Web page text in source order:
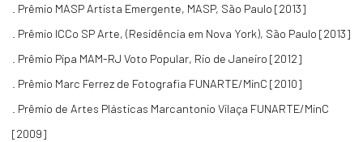
. Prêmio MASP Artista Emergente, MASP, São Paulo [2013]
. Prêmio ICCo SP Arte, (Residência em Nova York), São Paulo [2013]
. Prêmio Pipa MAM-RJ Voto Popular, Rio de Janeiro [2012]
. Prêmio Marc Ferrez de Fotografia FUNARTE/MinC [2010]
. Prêmio de Artes Plásticas Marcantonio Vilaça FUNARTE/MinC
[2009]